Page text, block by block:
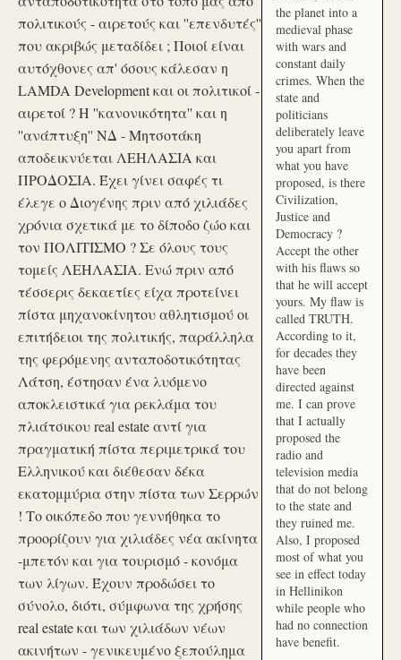
πολιτικούς - αιρετούς και ''επενδυτές''
που ακριβώς μεταδίδει ; Ποιοί είναι
αυτόχθονες απ' όσους κάλεσαν η
LAMDA Development και οι πολιτικοί -
αιρετοί ? Η ''κανονικότητα'' και η
''ανάπτυξη'' ΝΔ - Μητσοτάκη
αποδεικνύεται ΛΕΗΛΑΣΙΑ και
ΠΡΟΔΟΣΙΑ. Έχει γίνει σαφές τι
έλεγε ο Διογένης πριν από χιλιάδες
χρόνια σχετικά με το δίποδο ζώο και
τον ΠΟΛΙΤΙΣΜΟ ? Σε όλους τους
τομείς ΛΕΗΛΑΣΙΑ. Ενώ πριν από
τέσσερις δεκαετίες είχα προτείνει
πίστα μηχανοκίνητου αθλητισμού οι
επιτήδειοι της πολιτικής, παράλληλα
της φερόμενης ανταποδοτικότητας
Λάτση, έστησαν ένα λυόμενο
αποκλειστικά για ρεκλάμα του
πλιάτσικου real estate αντί για
πραγματική πίστα περιμετρικά του
Ελληνικού και διέθεσαν δέκα
εκατομμύρια στην πίστα των Σερρών
! Το οικόπεδο που γεννήθηκα το
προορίζουν για χιλιάδες νέα ακίνητα
-μπετόν και για τουρισμό - κονόμα
των λίγων. Έχουν προδώσει το
σύνολο, διότι, σύμφωνα της χρήσης
real estate και των χιλιάδων νέων
ακινήτων - γενικευμένο ξεπούλημα
the planet into a
medieval phase
with wars and
constant daily
crimes. When the
state and
politicians
deliberately leave
you apart from
what you have
proposed, is there
Civilization,
Justice and
Democracy ?
Accept the other
with his flaws so
that he will accept
yours. My flaw is
called TRUTH.
According to it,
for decades they
have been
directed against
me. I can prove
that I actually
proposed the
radio and
television media
that do not belong
to the state and
they ruined me.
Also, I proposed
most of what you
see in effect today
in Hellinikon
while people who
had no connection
have benefit.